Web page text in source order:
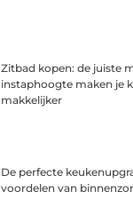
Zitbad kopen: de juiste
instaphoogte maken je
makkelijker
De perfecte
voordelen van